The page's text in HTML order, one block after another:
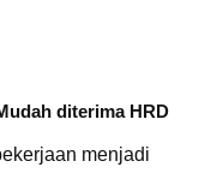
diterima HRD